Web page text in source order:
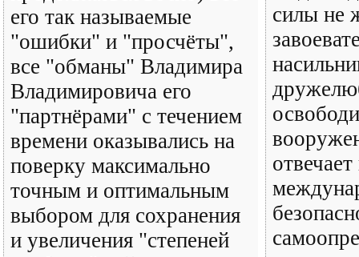
его так называемые
"ошибки" и "просчёты",
все "обманы" Владимира
Владимировича его
"партнёрами" с течением
времени оказывались на
поверку максимально
точным и оптимальным
выбором для сохранения
и увеличения "степеней
силы не